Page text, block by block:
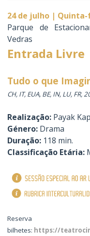
24 de julho |
Parque de
Vedras
Entrada Livre
Tudo o que
CH, IT, EUA, BE, IN, LU, FR,
Realização: Payak
Género: Drama
Duração: 118 min.
Classificação Etária:
bilhetes: https://